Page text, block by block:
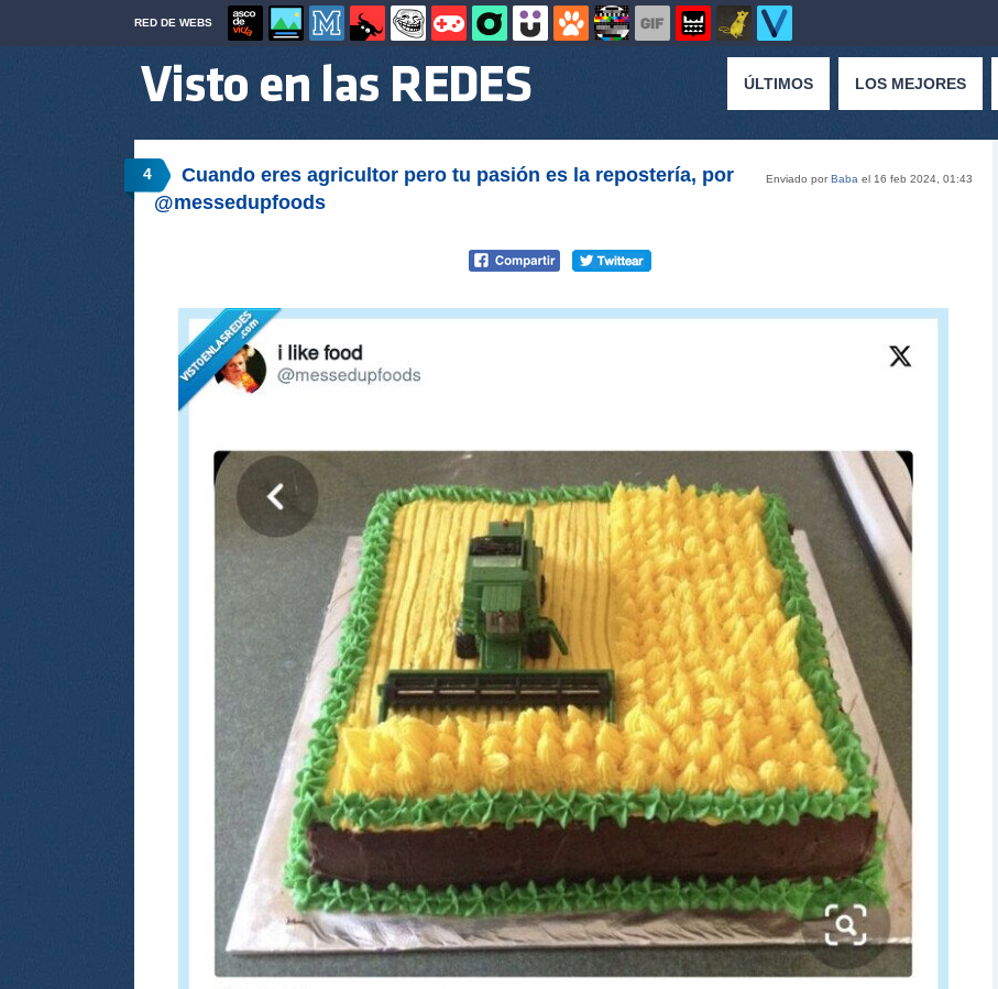
RED DE WEBS
ÚLTIMOS LOS MEJORES
4 Enviado porBaba el 16 feb 2024, 01:43
Cuando eres agricultor pero tu pasión es la repostería, por
@messedupfoods